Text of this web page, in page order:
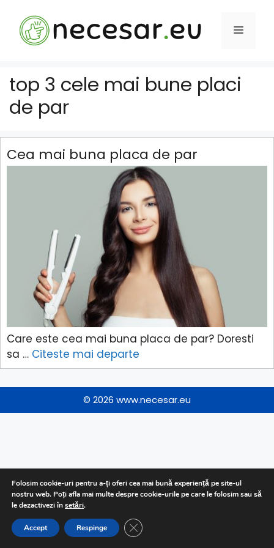
conținut
MENIU
top 3 cele mai bune placi
de par
Cea mai buna placa de par
Care este cea mai buna placa de par? Doresti
sa … Citeste mai departe
© 2026 www.necesar.eu
Folosim cookie-uri pentru a-ți oferi cea mai bună experiență pe site-ul
nostru web. Poți afla mai multe despre cookie-urile pe care le folosim sau să
le dezactivezi însetări.
Accept Respinge CLOSE GDPR COOKIE BANNER